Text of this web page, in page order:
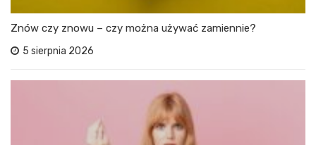
Znów czy znowu – czy można używać zamiennie?
5 sierpnia 2026